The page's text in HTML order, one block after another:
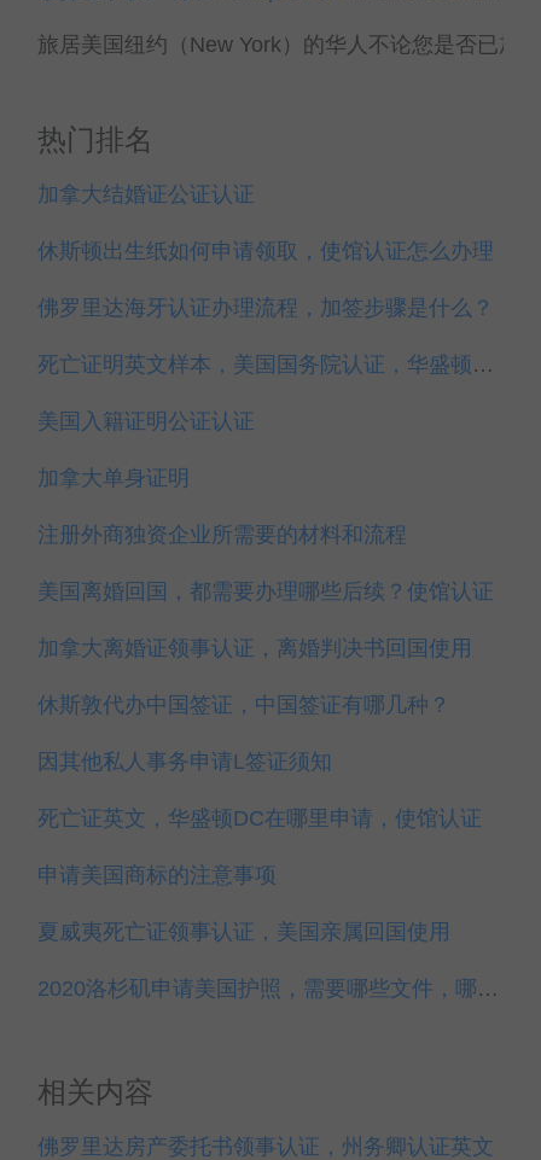
旅居美国纽约（New York）的华人不论您是否已加
热门排名
加拿大结婚证公证认证
休斯顿出生纸如何申请领取，使馆认证怎么办理
佛罗里达海牙认证办理流程，加签步骤是什么？
死亡证明英文样本，美国国务院认证，华盛顿使馆认证
美国入籍证明公证认证
加拿大单身证明
注册外商独资企业所需要的材料和流程
美国离婚回国，都需要办理哪些后续？使馆认证
加拿大离婚证领事认证，离婚判决书回国使用
休斯敦代办中国签证，中国签证有哪几种？
因其他私人事务申请L签证须知
死亡证英文，华盛顿DC在哪里申请，使馆认证
申请美国商标的注意事项
夏威夷死亡证领事认证，美国亲属回国使用
2020洛杉矶申请美国护照，需要哪些文件，哪里办理？
相关内容
佛罗里达房产委托书领事认证，州务卿认证英文